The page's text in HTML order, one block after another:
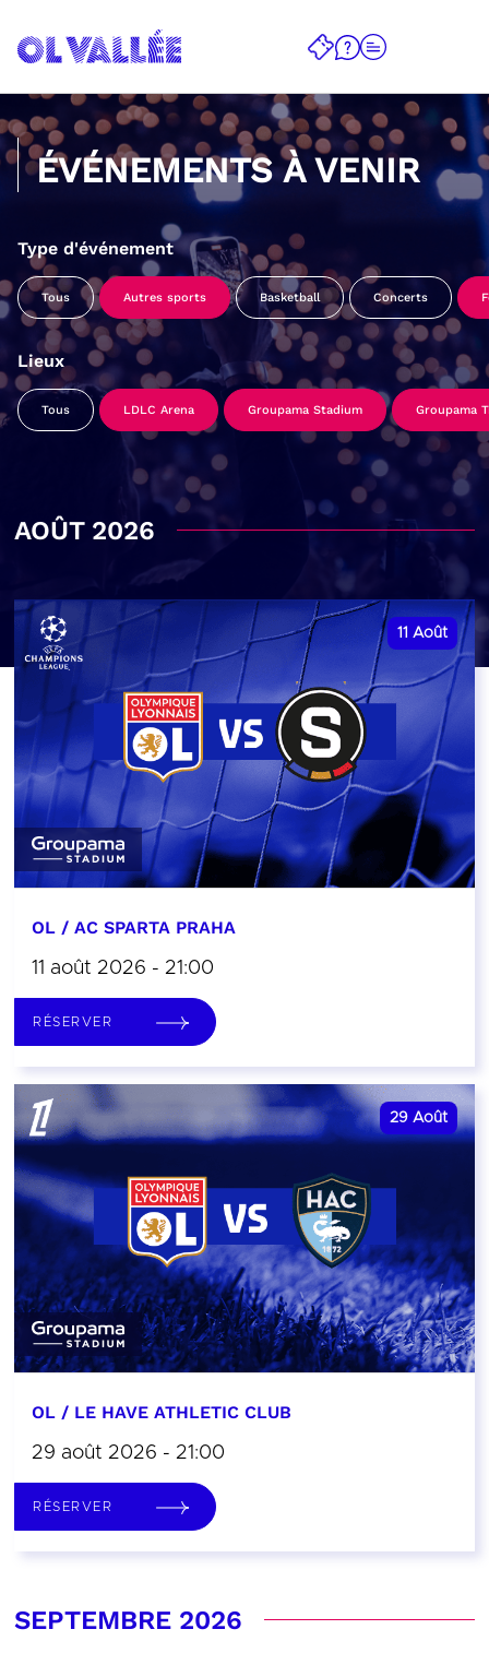
ÉVÉNEMENTS À VENIR
Type d'événement
Tous Autres sports Basketball Concerts
Lieux
Tous LDLC Arena Groupama Stadium Groupama
AOÛT 2026
11 Août
OL / AC SPARTA PRAHA
11 août 2026 - 21:00
RÉSERVER
29 Août
OL / LE HAVE ATHLETIC CLUB
29 août 2026 - 21:00
RÉSERVER
SEPTEMBRE 2026